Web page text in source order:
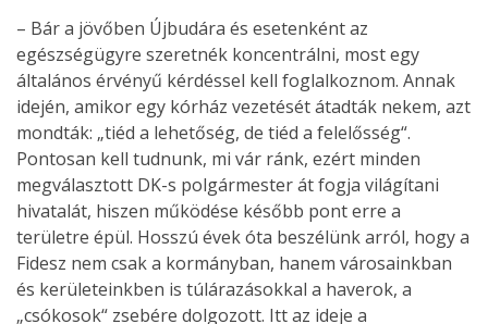
– Bár a jövőben Újbudára és esetenként az
egészségügyre szeretnék koncentrálni, most egy
általános érvényű kérdéssel kell foglalkoznom. Annak
idején, amikor egy kórház vezetését átadták nekem, azt
mondták: „tiéd a lehetőség, de tiéd a felelősség“.
Pontosan kell tudnunk, mi vár ránk, ezért minden
megválasztott DK-s polgármester át fogja világítani
hivatalát, hiszen működése később pont erre a
területre épül. Hosszú évek óta beszélünk arról, hogy a
Fidesz nem csak a kormányban, hanem városainkban
és kerületeinkben is túlárazásokkal a haverok, a
„csókosok“ zsebére dolgozott. Itt az ideje a